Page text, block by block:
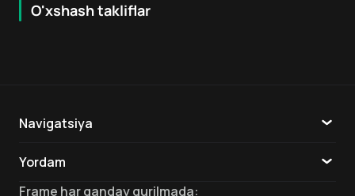
O'xshash takliflar
12 + 6.1
Navigatsiya
Yordam
Aloqa
Frame har qanday qurilmada: